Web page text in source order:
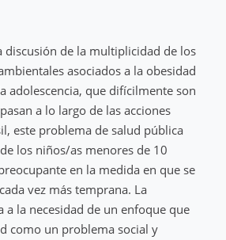
discusión de la multiplicidad de los
asociados a la obesidad
adolescencia, que difícilmente son
a lo largo de las acciones
este problema de salud pública
los niños/as menores de 10
en la medida en que se
vez más temprana. La
a la necesidad de un enfoque que
como un problema social y